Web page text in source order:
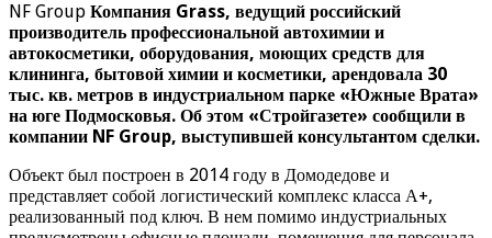
NF Group Компания Grass, ведущий российский
производитель профессиональной автохимии и
автокосметики, оборудования, моющих средств для
клининга, бытовой химии и косметики, арендовала 30
тыс. кв. метров в индустриальном парке «Южные Врата»
на юге Подмосковья. Об этом «Стройгазете» сообщили в
компании NF Group, выступившей консультантом сделки.
Объект был построен в 2014 году в Домодедове и
представляет собой логистический комплекс класса А+,
реализованный под ключ. В нем помимо индустриальных